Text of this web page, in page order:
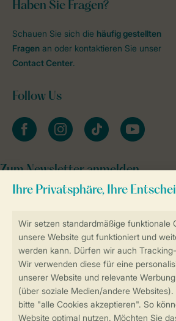
Sicher und schnell zur Online-
SSL-Verschlüsselung
Sichere Datenübertragung
Haben Sie Fragen?
Schauen Sie sich die häufig gestellten
Fragen an oder kontaktieren Sie unser
Contact Center.
Follow Us
facebookinstagramtiktok youtube
Zum Newsletter anmelden